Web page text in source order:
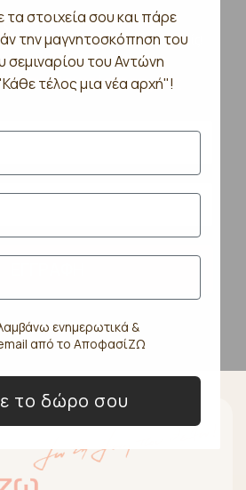
μας; Μην ξεχάσεις να γραφτείς!
στο Newsletter μας
στοιχεία σου και πάρε
την μαγνητοσκόπηση του
σεμιναρίου του Αντώνη
τέλος μια νέα αρχή"!
ενημερωτικά &
από το ΑποφασίΖΩ
το δώρο σου